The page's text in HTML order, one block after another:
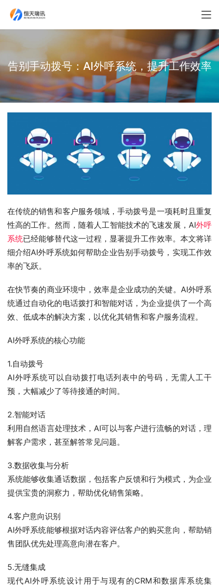
告别手动拨号：AI外呼系统，提升工作效率
在传统的销售和客户服务领域，手动拨号是一项耗时且重复
性高的工作。然而，随着人工智能技术的飞速发展，AI外呼
系统已经能够替代这一过程，显著提升工作效率。本文将详
细介绍AI外呼系统如何帮助企业告别手动拨号，实现工作效
率的飞跃。
在快节奏的商业环境中，效率是企业成功的关键。AI外呼系
统通过自动化的电话拨打和智能对话，为企业提供了一个高
效、低成本的解决方案，以优化其销售和客户服务流程。
AI外呼系统的核心功能
1.自动拨号
AI外呼系统可以自动拨打电话列表中的号码，无需人工干
预，大幅减少了等待接通的时间。
2.智能对话
利用自然语言处理技术，AI可以与客户进行流畅的对话，理
解客户需求，甚至解答常见问题。
3.数据收集与分析
系统能够收集通话数据，包括客户反馈和行为模式，为企业
提供宝贵的洞察力，帮助优化销售策略。
4.客户意向识别
AI外呼系统能够根据对话内容评估客户的购买意向，帮助销
售团队优先处理高意向潜在客户。
5.无缝集成
现代AI外呼系统设计用于与现有的CRM和数据库系统集